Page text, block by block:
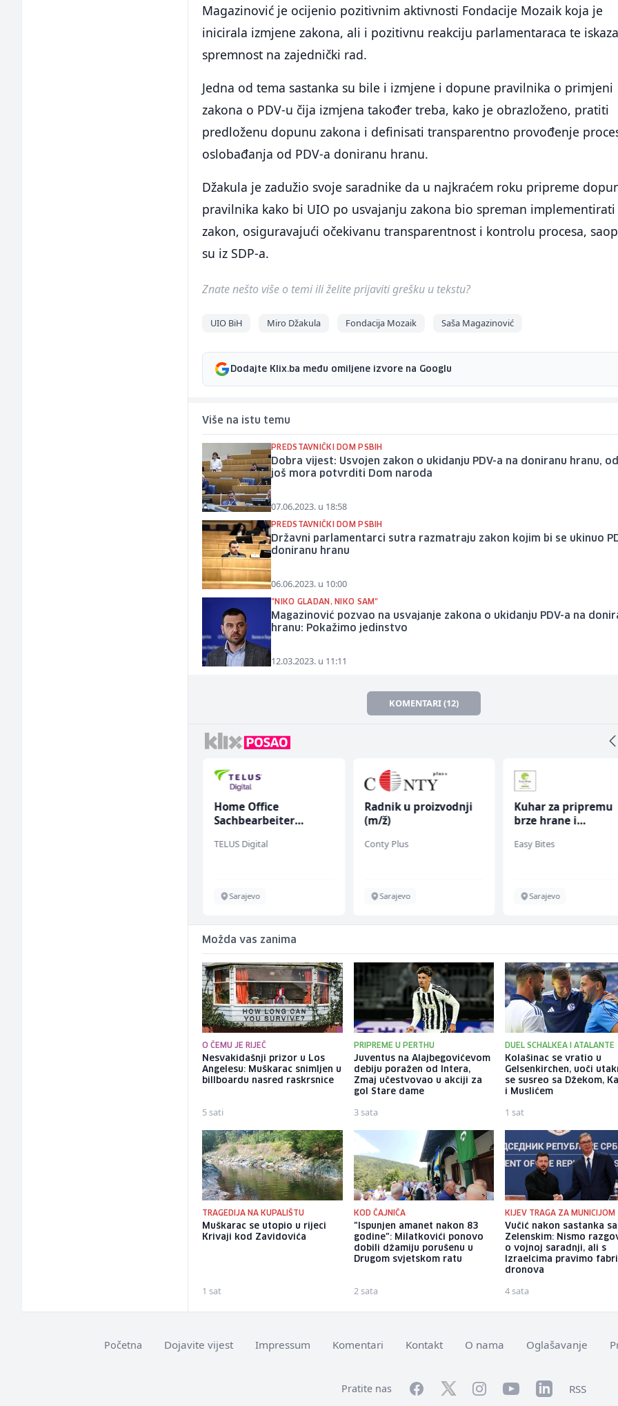
Magazinović je ocijenio pozitivnim aktivnosti Fondacije Mozaik koja je
inicirala izmjene zakona, ali i pozitivnu reakciju parlamentaraca te
spremnost na zajednički rad.
Jedna od tema sastanka su bile i izmjene i dopune pravilnika o primjeni
zakona o PDV-u čija izmjena također treba, kako je obrazloženo, pratiti
predloženu dopunu zakona i definisati transparentno provođenje
oslobađanja od PDV-a doniranu hranu.
Džakula je zadužio svoje saradnike da u najkraćem roku pripreme
pravilnika kako bi UIO po usvajanju zakona bio spreman implementirati
zakon, osiguravajući očekivanu transparentnost i kontrolu procesa,
su iz SDP-a.
Znate nešto više o temi ili želite prijaviti grešku u tekstu?
UIO BiH Miro Džakula Fondacija Mozaik Saša Magazinović
Dodajte Klix.ba među omiljene izvore na Googlu
Više na istu temu
PREDSTAVNIČKI DOM PSBIH
Dobra vijest: Usvojen zakon o ukidanju PDV-a na doniranu hranu,
još mora potvrditi Dom naroda
07.06.2023. u 18:58
PREDSTAVNIČKI DOM PSBIH
Državni parlamentarci sutra razmatraju zakon kojim bi se ukinuo
doniranu hranu
06.06.2023. u 10:00
"NIKO GLADAN, NIKO SAM"
Magazinović pozvao na usvajanje zakona o ukidanju PDV-a na
hranu: Pokažimo jedinstvo
12.03.2023. u 11:11
KOMENTARI (12)
Home Office
Sachbearbeiter
bekannten deutschen
TELUS Digital
Sarajevo
Radnik u proizvodnji
(m/ž)
Conty Plus
Sarajevo
Kuhar za pripremu
brze hrane i
ž)
Easy Bites
Sarajevo
Možda vas zanima
O ČEMU JE RIJEČ
Nesvakidašnji prizor u Los
Angelesu: Muškarac snimljen u
billboardu nasred raskrsnice
5 sati
PRIPREME U PERTHU
Juventus na Alajbegovićevom
debiju poražen od Intera,
Zmaj učestvovao u akciji za
gol Stare dame
3 sata
DUEL SCHALKEA I ATALANTE
Kolašinac se vratio u
Gelsenkirchen, uoči
se susreo sa Džekom,
i Muslićem
1 sat
TRAGEDIJA NA KUPALIŠTU
Muškarac se utopio u rijeci
Krivaji kod Zavidovića
1 sat
KOD ČAJNIČA
"Ispunjen amanet nakon 83
godine": Milatkovići ponovo
dobili džamiju porušenu u
Drugom svjetskom ratu
2 sata
KIJEV TRAGA ZA MUNICIJOM
Vučić nakon sastanka sa
Zelenskim: Nismo
o vojnoj saradnji, ali s
Izraelcima pravimo
dronova
4 sata
Početna Dojavite vijest Impressum Komentari Kontakt O nama Oglašavanje
Pratite nas FacebookTwitterInstagramYouTubeLinkedInRSS